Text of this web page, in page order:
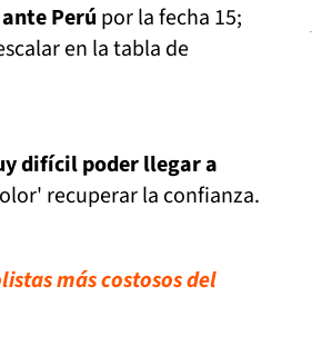
Perú por la fecha 15;
en la tabla de
difícil poder llegar a
recuperar la confianza.
más costosos del